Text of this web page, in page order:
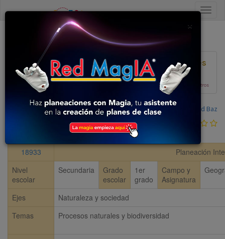
Volver al listado
Ver Planeaciones
Plan 2017
En construcción, colabora con nosotros
Compartida por: David Baz
18933
Planeación
Nivel
escolar
Secundaria
Grado
escolar
1er
grado
Campo y
Asignatura
Ejes
Naturaleza y sociedad
Temas
Procesos naturales y biodiversidad
×